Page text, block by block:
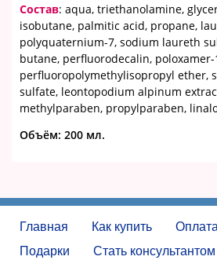
Состав: aqua, triethanolamine,
isobutane, palmitic acid, propane,
polyquaternium-7, sodium laureth
butane, perfluorodecalin, poloxamer-
perfluoropolymethylisopropyl ether,
sulfate, leontopodium alpinum
methylparaben, propylparaben,
Объём: 200 мл.
Главная Как купить
Подарки
Стать консультантом